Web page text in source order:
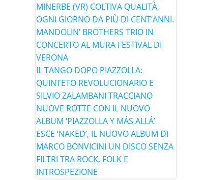
MINERBE (VR) COLTIVA QUALITÀ,
OGNI GIORNO DA PIÙ DI CENT’ANNI.
MANDOLIN’ BROTHERS TRIO IN
CONCERTO AL MURA FESTIVAL DI
VERONA
IL TANGO DOPO PIAZZOLLA:
QUINTETO REVOLUCIONARIO E
SILVIO ZALAMBANI TRACCIANO
NUOVE ROTTE CON IL NUOVO
ALBUM ‘PIAZZOLLA Y MÁS ALLÁ’
ESCE ‘NAKED’, IL NUOVO ALBUM DI
MARCO BONVICINI UN DISCO SENZA
FILTRI TRA ROCK, FOLK E
INTROSPEZIONE